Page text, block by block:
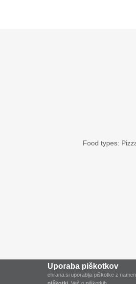
Food types:
Uporaba piškotkov
ehrana.si uporablja piškotke z